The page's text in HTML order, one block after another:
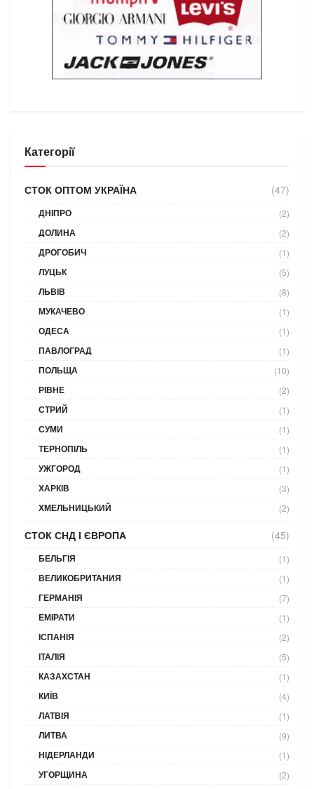
Категорії
СТОК ОПТОМ УКРАЇНА (47)
ДНІПРО (2)
ДОЛИНА (2)
ДРОГОБИЧ (1)
ЛУЦЬК (5)
ЛЬВІВ (8)
МУКАЧЕВО (1)
ОДЕСА (1)
ПАВЛОГРАД (1)
ПОЛЬЩА (10)
РІВНЕ (2)
СТРИЙ (1)
СУМИ (1)
ТЕРНОПІЛЬ (1)
УЖГОРОД (1)
ХАРКІВ (3)
ХМЕЛЬНИЦЬКИЙ (2)
СТОК СНД І ЄВРОПА (45)
БЕЛЬГІЯ (1)
ВЕЛИКОБРИТАНИЯ (1)
ГЕРМАНІЯ (7)
ЕМІРАТИ (1)
ІСПАНІЯ (2)
ІТАЛІЯ (5)
КАЗАХСТАН (1)
КИЇВ (4)
ЛАТВІЯ (1)
ЛИТВА (9)
НІДЕРЛАНДИ (1)
УГОРЩИНА (2)